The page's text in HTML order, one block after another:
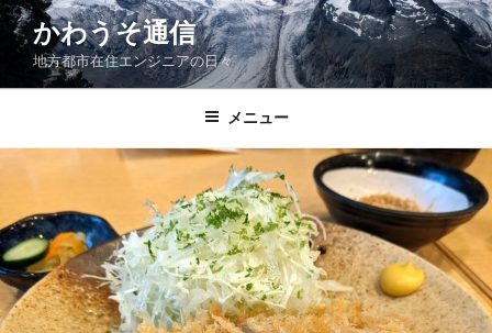
コ
ン
ン
ス
ッ
プ
かわうそ通信
地方都市在住エンジニアの日々
メニュー